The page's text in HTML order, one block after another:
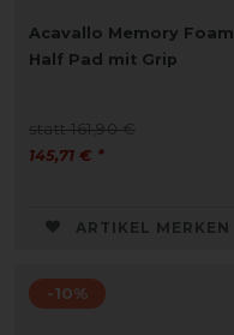
Acavallo Memory Foam
Half Pad mit Grip
statt 161,90 €
145,71 € *
ARTIKEL MERKEN
-10%